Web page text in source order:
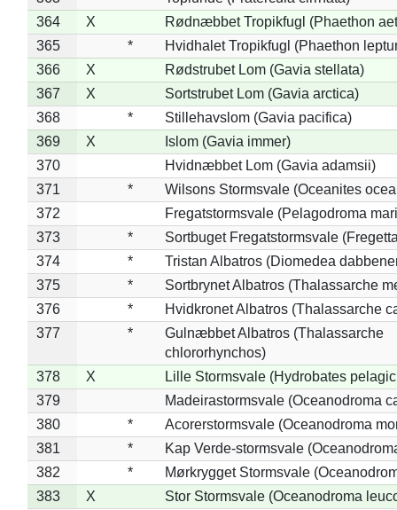
364
X
Rødnæbbet Tropikfugl (Phaethon
365
*
Hvidhalet Tropikfugl (Phaethon
366
X
Rødstrubet Lom (Gavia stellata)
367
X
Sortstrubet Lom (Gavia arctica)
368
*
Stillehavslom (Gavia pacifica)
369
X
Islom (Gavia immer)
370
Hvidnæbbet Lom (Gavia adamsii)
371
*
Wilsons Stormsvale (Oceanites
372
Fregatstormsvale (Pelagodroma
373
*
Sortbuget Fregatstormsvale
374
*
Tristan Albatros (Diomedea
375
*
Sortbrynet Albatros (Thalassarche
376
*
Hvidkronet Albatros (Thalassarche
377
*
Gulnæbbet Albatros (Thalassarche
chlororhynchos)
378
X
Lille Stormsvale (Hydrobates
379
Madeirastormsvale (Oceanodroma
380
*
Acorerstormsvale (Oceanodroma
381
*
Kap Verde-stormsvale
382
*
Mørkrygget Stormsvale
383
X
Stor Stormsvale (Oceanodroma